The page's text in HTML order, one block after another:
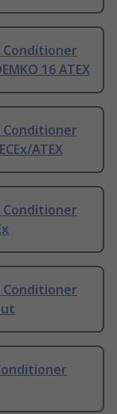
Conditioner
16 ATEX
Conditioner
ATEX
Conditioner
Conditioner